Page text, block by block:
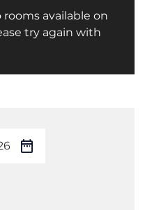
rooms available on
try again with